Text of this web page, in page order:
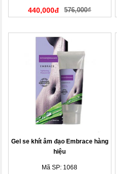
440,000đ 576,000₫
Gel se khít âm đạo Embrace hàng
hiệu
Mã SP: 1068